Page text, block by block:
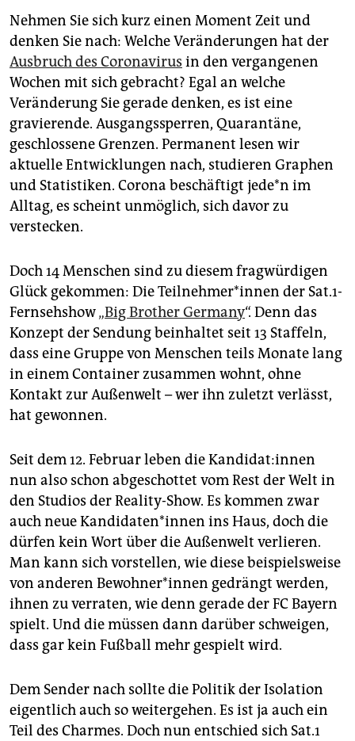
fragen & hilfe
unterstützen
abo
genossenschaft
epaper login
Nehmen Sie sich kurz einen Moment Zeit und
denken Sie nach: Welche Veränderungen hat der
Ausbruch des Coronavirus in den vergangenen
Wochen mit sich gebracht? Egal an welche
Veränderung Sie gerade denken, es ist eine
gravierende. Ausgangssperren, Quarantäne,
geschlossene Grenzen. Permanent lesen wir
aktuelle Entwicklungen nach, studieren Graphen
und Statistiken. Corona beschäftigt jede*n im
Alltag, es scheint unmöglich, sich davor zu
verstecken.
Doch 14 Menschen sind zu diesem fragwürdigen
Glück gekommen: Die Teilnehmer*innen der Sat.1-
Fernsehshow„Big Brother Germany“. Denn das
Konzept der Sendung beinhaltet seit 13 Staffeln,
dass eine Gruppe von Menschen teils Monate lang
in einem Container zusammen wohnt, ohne
Kontakt zur Außenwelt – wer ihn zuletzt verlässt,
hat gewonnen.
Seit dem 12. Februar leben die Kandidat:innen
nun also schon abgeschottet vom Rest der Welt in
den Studios der Reality-Show. Es kommen zwar
auch neue Kandidaten*innen ins Haus, doch die
dürfen kein Wort über die Außenwelt verlieren.
Man kann sich vorstellen, wie diese beispielsweise
von anderen Bewohner*innen gedrängt werden,
ihnen zu verraten, wie denn gerade der FC Bayern
spielt. Und die müssen dann darüber schweigen,
dass gar kein Fußball mehr gespielt wird.
Dem Sender nach sollte die Politik der Isolation
eigentlich auch so weitergehen. Es ist ja auch ein
Teil des Charmes. Doch nun entschied sich Sat.1